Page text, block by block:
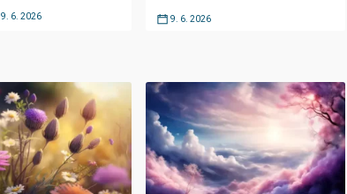
9. 6. 2026 9. 6. 2026